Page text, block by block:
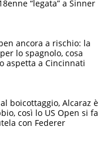
“legata” a Sinner
ancora a rischio: la
lo spagnolo, cosa
aspetta a Cincinnati
boicottaggio, Alcaraz è
così lo US Open si fa
con Federer